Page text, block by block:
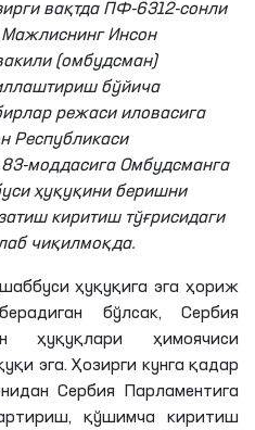
вақтда ПФ-6312-сонли
Инсон
(омбудсман)
бўйича
режаси иловасига
Республикаси
83-моддасига Омбудсманга
ҳуқуқини беришни
киритиш тўғрисидаги
чиқилмоқда.
ҳуқуқига эга ҳориж
бўлсак, Сербия
ҳуқуқлари ҳимоячиси
эга. Ҳозирги кунга қадар
Сербия Парламентига
қўшимча киритиш